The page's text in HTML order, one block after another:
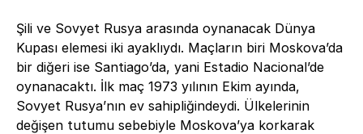
Şili ve Sovyet Rusya arasında oynanacak Dünya
Kupası elemesi iki ayaklıydı. Maçların biri Moskova’da
bir diğeri ise Santiago’da, yani Estadio Nacional’de
oynanacaktı. İlk maç 1973 yılının Ekim ayında,
Sovyet Rusya’nın ev sahipliğindeydi. Ülkelerinin
değişen tutumu sebebiyle Moskova’ya korkarak